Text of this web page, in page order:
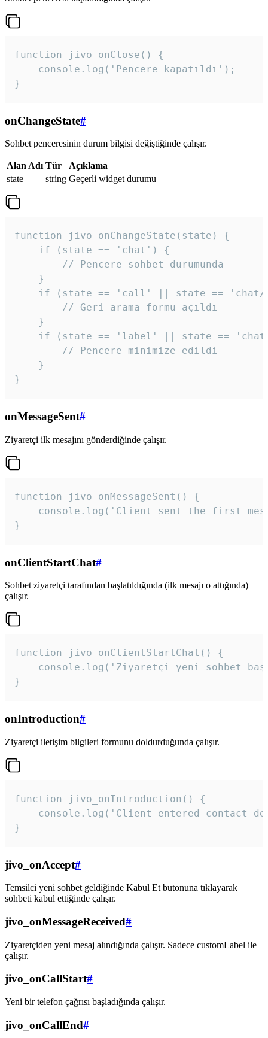
function jivo_onClose() {
    console.log('Pencere kapatıldı');
}
onChangeState#
Sohbet penceresinin durum bilgisi değiştiğinde çalışır.
Alan Adı Tür
Açıklama
state
string Geçerli widget durumu
function jivo_onChangeState(state) {
    if (state == 'chat') {
        // Pencere sohbet durumunda
    }
if (state == 'call' || state ==
        // Geri arama formu açıldı
    }
if (state == 'label' || state ==
        // Pencere minimize edildi
    }
}
onMessageSent#
Ziyaretçi ilk mesajını gönderdiğinde çalışır.
function jivo_onMessageSent() {
console.log('Client sent the first
}
onClientStartChat#
Sohbet ziyaretçi tarafından başlatıldığında (ilk mesajı o attığında)
çalışır.
function jivo_onClientStartChat() {
console.log('Ziyaretçi yeni sohbet
}
onIntroduction#
Ziyaretçi iletişim bilgileri formunu doldurduğunda çalışır.
function jivo_onIntroduction() {
console.log('Client entered contact
}
jivo_onAccept#
Temsilci yeni sohbet geldiğinde Kabul Et butonuna tıklayarak
sohbeti kabul ettiğinde çalışır.
jivo_onMessageReceived#
Ziyaretçiden yeni mesaj alındığında çalışır. Sadece customLabel ile
çalışır.
jivo_onCallStart#
Yeni bir telefon çağrısı başladığında çalışır.
jivo_onCallEnd#